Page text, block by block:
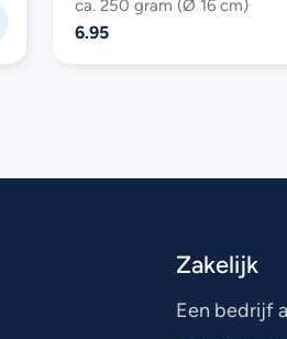
ca. 250 gram (Ø 16 cm)
6.95
Zakelijk
Een bedrijf